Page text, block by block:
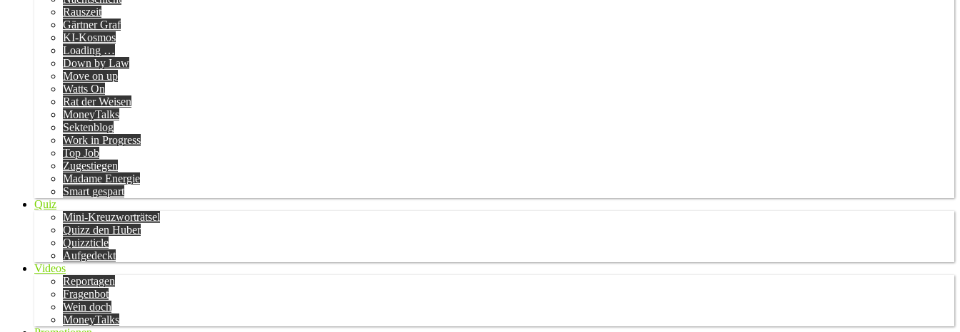
Rauszeit
Gärtner Graf
KI-Kosmos
Loading …
Down by Law
Move on up
Watts On
Rat der Weisen
MoneyTalks
Sektenblog
Work in Progress
Top Job
Zugestiegen
Madame Energie
Smart gespart
Quiz
Mini-Kreuzworträtsel
Quizz den Huber
Quizzticle
Aufgedeckt
Videos
Reportagen
Fragenbot
Wein doch
MoneyTalks